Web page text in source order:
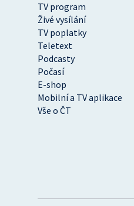
TV program
Živé vysílání
TV poplatky
Teletext
Podcasty
Počasí
E-shop
Mobilní a TV aplikace
Vše o ČT